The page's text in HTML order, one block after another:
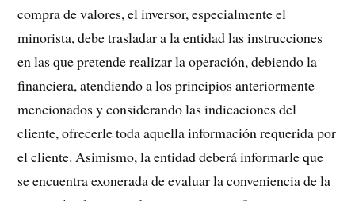
compra de valores, el inversor, especialmente el
minorista, debe trasladar a la entidad las instrucciones
en las que pretende realizar la operación, debiendo la
financiera, atendiendo a los principios anteriormente
mencionados y considerando las indicaciones del
cliente, ofrecerle toda aquella información requerida por
el cliente. Asimismo, la entidad deberá informarle que
se encuentra exonerada de evaluar la conveniencia de la